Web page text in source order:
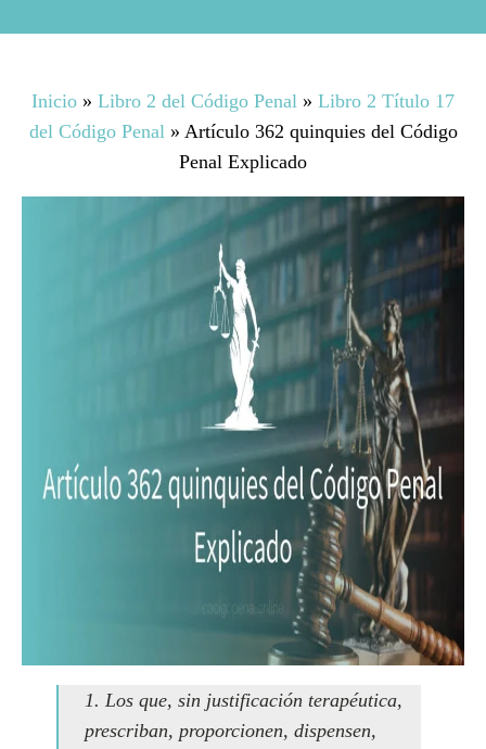
Inicio » Libro 2 del Código Penal » Libro 2 Título 17
del Código Penal» Artículo 362 quinquies del Código
Penal Explicado
1. Los que, sin justificación terapéutica,
prescriban, proporcionen, dispensen,